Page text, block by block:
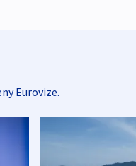
Eurovize.